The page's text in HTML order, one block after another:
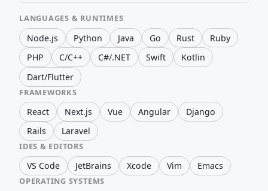
LANGUAGES & RUNTIMES
Node.js Python Java Go Rust
Ruby
PHP
C/C++ C#/.NET Swift
Kotlin
Dart/Flutter
FRAMEWORKS
React Next.js Vue Angular
Django
Rails
Laravel
IDES & EDITORS
VS Code JetBrains Xcode Vim Emacs
OPERATING SYSTEMS